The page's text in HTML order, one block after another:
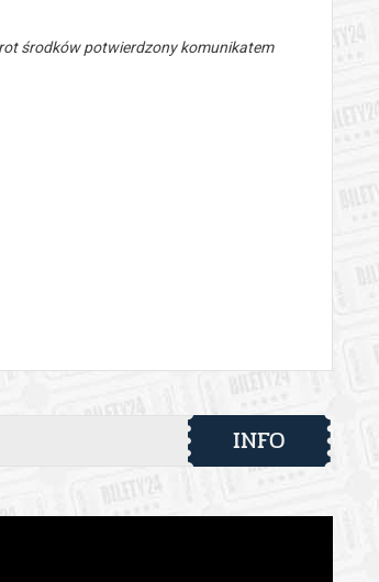
środków potwierdzony komunikatem
INFO